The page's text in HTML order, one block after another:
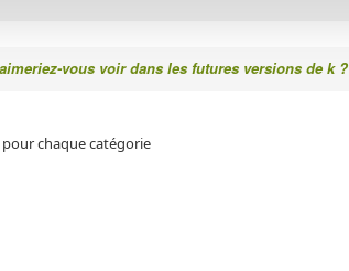
vous voir dans les futures versions de k ?
chaque catégorie